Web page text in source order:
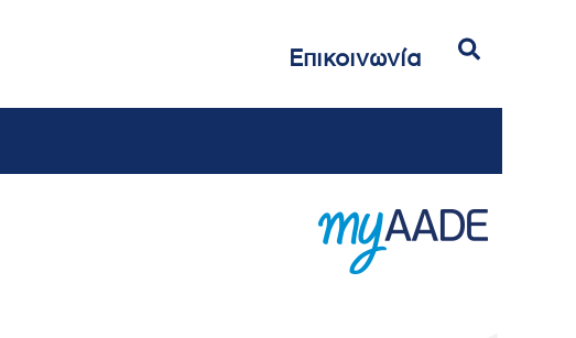
Επικοινωνία